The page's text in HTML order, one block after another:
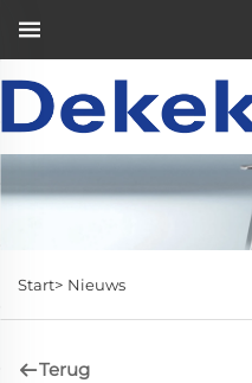
Start> Nieuws
Terug